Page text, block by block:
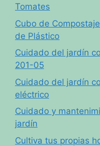
Tomates
Cubo de
de Plástico
Cuidado del jardín
201-05
Cuidado del jardín
eléctrico
Cuidado y
jardín
Cultiva tus propias